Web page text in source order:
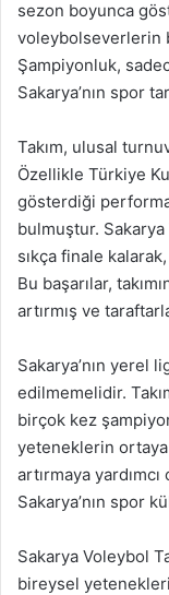
sezon boyunca
voleybolseverlerin
Şampiyonluk,
Sakarya’nın spor
Takım, ulusal
Özellikle Türkiye
gösterdiği
bulmuştur.
sıkça finale
Bu başarılar,
artırmış ve
Sakarya’nın yerel
edilmemelidir.
birçok kez
yeteneklerin ortaya
artırmaya yardımcı
Sakarya’nın spor
Sakarya Voleybol
bireysel